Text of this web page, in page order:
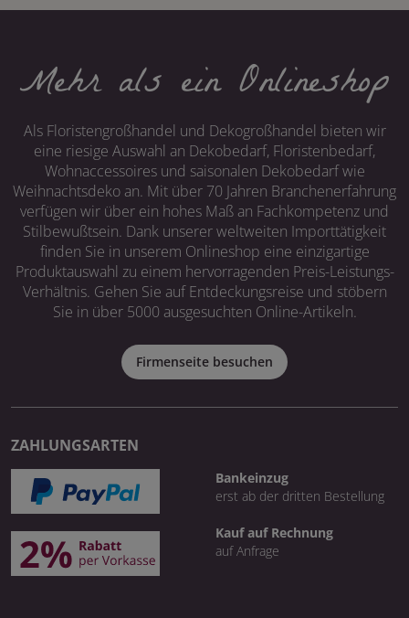
Mehr als ein Onlineshop
Als Floristengroßhandel und Dekogroßhandel bieten wir
eine riesige Auswahl an Dekobedarf, Floristenbedarf,
Wohnaccessoires und saisonalen Dekobedarf wie
Weihnachtsdeko an. Mit über 70 Jahren Branchenerfahrung
verfügen wir über ein hohes Maß an Fachkompetenz und
Stilbewußtsein. Dank unserer weltweiten Importtätigkeit
finden Sie in unserem Onlineshop eine einzigartige
Produktauswahl zu einem hervorragenden Preis-Leistungs-
Verhältnis. Gehen Sie auf Entdeckungsreise und stöbern
Sie in über 5000 ausgesuchten Online-Artikeln.
Firmenseite besuchen
ZAHLUNGSARTEN
Bankeinzug
erst ab der dritten Bestellung
Kauf auf Rechnung
auf Anfrage